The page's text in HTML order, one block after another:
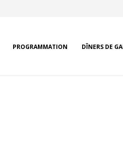
PROGRAMMATION DÎNERS DE